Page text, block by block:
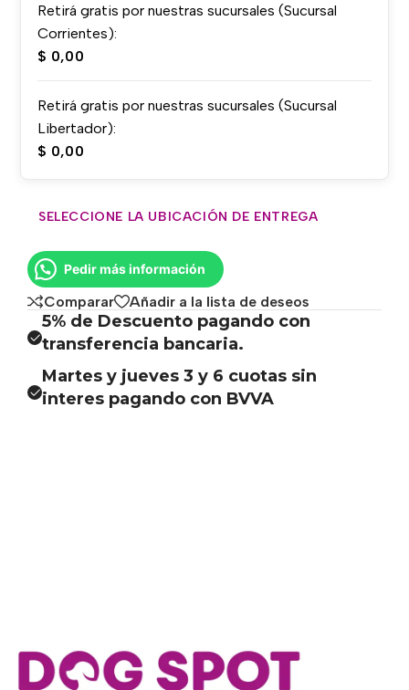
Retirá gratis por nuestras sucursales (Sucursal
Corrientes):
$ 0,00
Retirá gratis por nuestras sucursales (Sucursal
Libertador):
$ 0,00
SELECCIONE LA UBICACIÓN DE ENTREGA
Pedir más información
Comparar Añadir a la lista de deseos
5% de Descuento pagando con
transferencia bancaria.
Martes y jueves 3 y 6 cuotas sin
interes pagando con BVVA